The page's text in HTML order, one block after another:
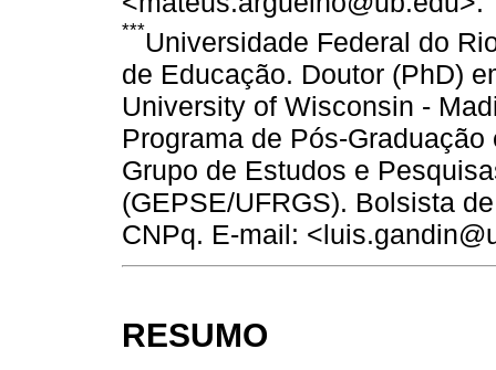
***Universidade Federal do
de Educação. Doutor (PhD)
University of Wisconsin -
Programa de Pós-
Grupo de Estudos e
(GEPSE/UFRGS). Bolsista
CNPq. E-mail:
RESUMO